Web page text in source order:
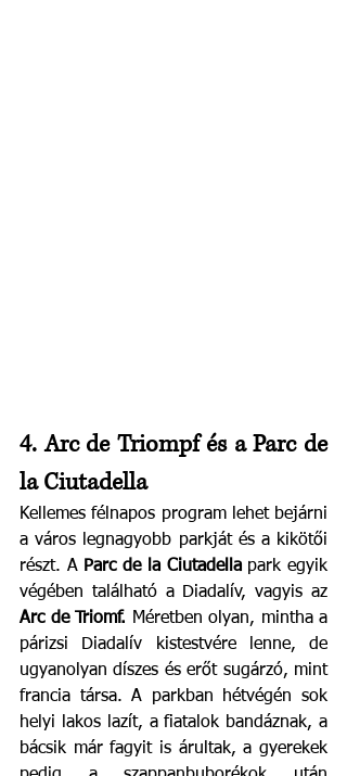
4. Arc de Triompf és a Parc de
la Ciutadella
Kellemes félnapos program lehet bejárni
a város legnagyobb parkját és a kikötői
részt. A Parc de la Ciutadella park egyik
Arc de Triomf. Méretben olyan, mintha a
párizsi Diadalív kistestvére lenne, de
ugyanolyan díszes és erőt sugárzó, mint
francia társa. A parkban hétvégén sok
helyi lakos lazít, a fiatalok bandáznak, a
bácsik már fagyit is árultak, a gyerekek